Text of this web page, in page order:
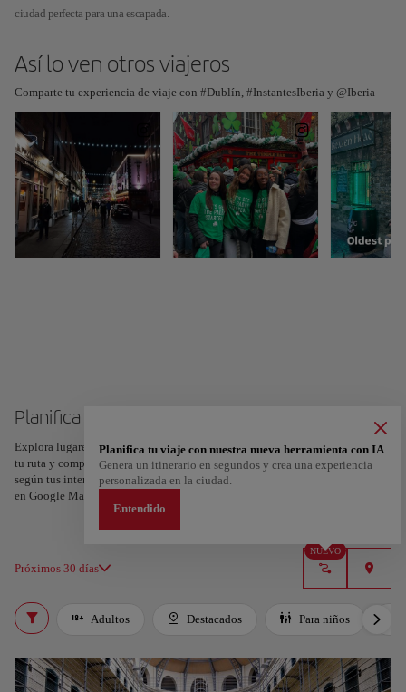
ciudad perfecta para una escapada.
Así lo ven otros viajeros
Comparte tu experiencia de viaje con #Dublín, #InstantesIberia y @Iberia
Planifica tu viaje a Dublín
Explora lugares, experiencias y marca con el corazón tus favoritos para crear
tu ruta y compartirla. ¿Quieres más ideas? Obtén un itinerario personalizado
según tus intereses y la duración de tu viaje: en sólo dos pasos y descargable
en Google Maps.
Próximos 30 días
NUEVO
Planifica tu viaje con nuestra nueva herramienta con IA
Genera un itinerario en segundos y crea una experiencia
personalizada en la ciudad.
Entendido
Adultos Destacados Para niños